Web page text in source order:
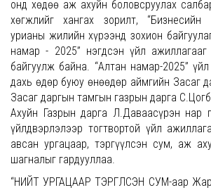
онд хөдөө аж ахуйн боловсруулах
хөгжлийг хангах зорилт, “Бизнесийн
урианы жилийн хүрээнд зохион
намар - 2025” нэгдсэн үйл
байгуулж байна. “Алтан намар-2025”
дахь өдөр буюу өнөөдөр аймгийн Засаг
Засаг даргын тамгын газрын дарга
Ахуйн Газрын дарга Л.Даваасүрэн нар
үйлдвэрлэлээр тогтвортой үйл
авсан ургацаар, тэргүүлсэн сум, аж
шагналыг гардууллаа.
“НИЙТ УРГАЦААР ТЭРГҮҮЛСЭН СУМ-аар